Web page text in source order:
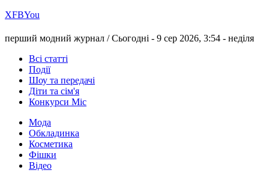
ХFBYou
перший модний журнал /Сьогодні - 9 сер 2026, 3:54 - неділя
Всі статті
Події
Шоу та передачі
Діти та сім'я
Конкурси Міс
Мода
Обкладинка
Косметика
Фішки
Відео